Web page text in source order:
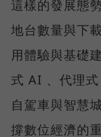
這樣的發展態
地台數量與下
用體驗與基礎
式 AI 、代理式
自駕車與智慧
撐數位經濟的